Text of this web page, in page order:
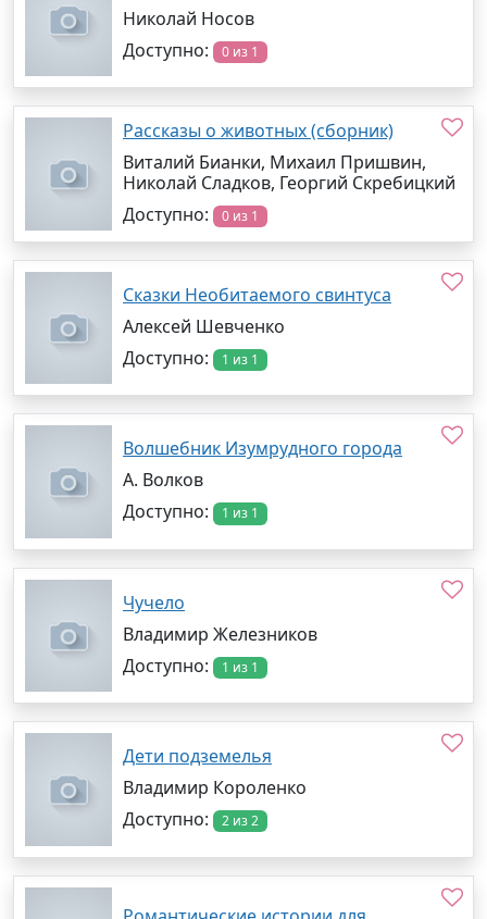
Николай Носов
Доступно:
0 из 1
Рассказы о животных (сборник)
Виталий Бианки, Михаил Пришвин,
Николай Сладков, Георгий Скребицкий
Доступно:
0 из 1
Сказки Необитаемого свинтуса
Алексей Шевченко
Доступно:
1 из 1
Волшебник Изумрудного города
А. Волков
Доступно:
1 из 1
Чучело
Владимир Железников
Доступно:
1 из 1
Дети подземелья
Владимир Короленко
Доступно:
2 из 2